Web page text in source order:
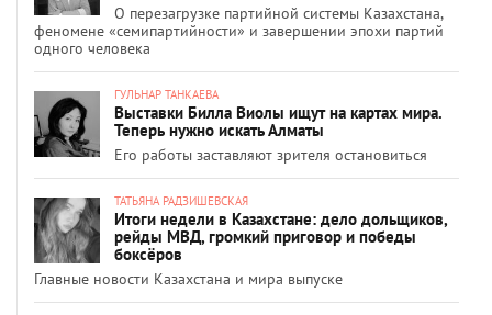
О перезагрузке партийной системы Казахстана,
феномене «семипартийности» и завершении эпохи партий
одного человека
ГУЛЬНАР ТАНКАЕВА
Выставки Билла Виолы ищут на картах мира.
Теперь нужно искать Алматы
Его работы заставляют зрителя остановиться
ТАТЬЯНА РАДЗИШЕВСКАЯ
Итоги недели в Казахстане: дело дольщиков,
рейды МВД, громкий приговор и победы
боксёров
Главные новости Казахстана и мира выпуске